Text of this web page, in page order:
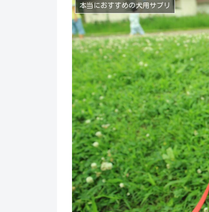
本当におすすめの犬用サプリ